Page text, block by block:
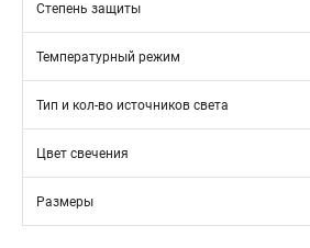
Степень защиты
Температурный режим
Тип и кол-во источников света
Цвет свечения
Размеры